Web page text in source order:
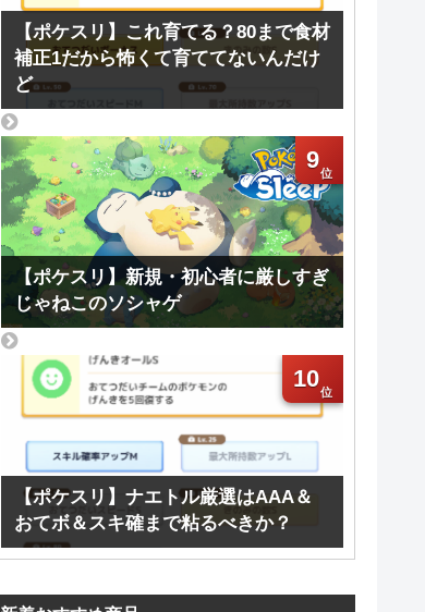
【ポケスリ】これ育てる？80まで食材
補正1だから怖くて育ててないんだけ
ど
9
【ポケスリ】新規・初心者に厳しすぎ
じゃねこのソシャゲ
10
【ポケスリ】ナエトル厳選はAAA＆
おてボ＆スキ確まで粘るべきか？